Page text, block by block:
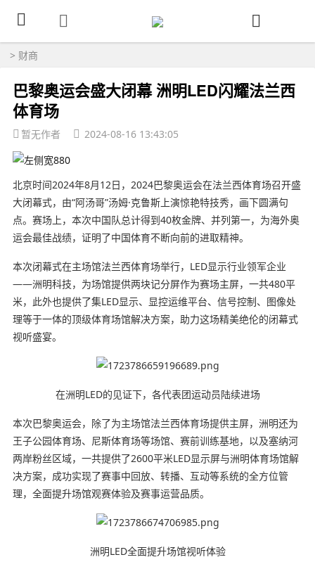
> 财商
巴黎奥运会盛大闭幕 洲明LED闪耀法兰西
体育场
暂无作者 2024-08-16 13:43:05
北京时间2024年8月12日，2024巴黎奥运会在法兰西体育场召开盛
大闭幕式，由“阿汤哥”汤姆·克鲁斯上演惊艳特技秀，画下圆满句
点。赛场上，本次中国队总计得到40枚金牌、并列第一，为海外奥
运会最佳战绩，证明了中国体育不断向前的进取精神。
本次闭幕式在主场馆法兰西体育场举行，LED显示行业领军企业
——洲明科技，为场馆提供两块记分屏作为赛场主屏，一共480平
米，此外也提供了集LED显示、显控运维平台、信号控制、图像处
理等于一体的顶级体育场馆解决方案，助力这场精美绝伦的闭幕式
视听盛宴。
在洲明LED的见证下，各代表团运动员陆续进场
本次巴黎奥运会，除了为主场馆法兰西体育场提供主屏，洲明还为
王子公园体育场、尼斯体育场等场馆、赛前训练基地，以及塞纳河
两岸粉丝区域，一共提供了2600平米LED显示屏与洲明体育场馆解
决方案，成功实现了赛事中回放、转播、互动等系统的全方位管
理，全面提升场馆观赛体验及赛事运营品质。
洲明LED全面提升场馆视听体验